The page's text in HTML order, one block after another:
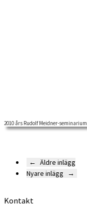
2010 års Rudolf Meidner-seminarium
← Äldre inlägg
Nyare inlägg
→
Kontakt